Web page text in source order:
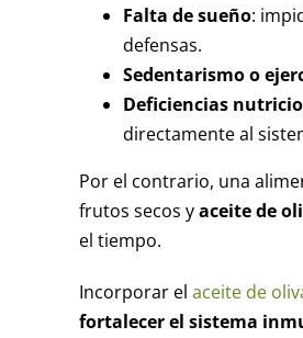
Falta de sueño:
defensas.
Sedentarismo o
Deficiencias
directamente al
Por el contrario, una
frutos secos yaceite de
el tiempo.
Incorporar el aceite de
fortalecer el sistema